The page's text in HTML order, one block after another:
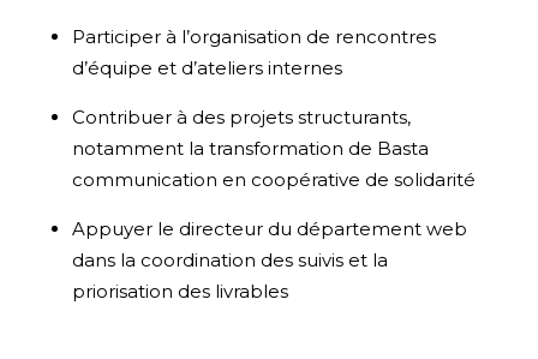
Participer à l’organisation de rencontres
d’équipe et d’ateliers internes
Contribuer à des projets structurants,
notamment la transformation de Basta
communication en coopérative de solidarité
Appuyer le directeur du département web
dans la coordination des suivis et la
priorisation des livrables